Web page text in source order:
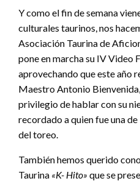
Y como el fin de semana
culturales taurinos, nos
Asociación Taurina de
pone en marcha su IV Video
aprovechando que este año
Maestro Antonio
privilegio de hablar con su
recordado a quien fue una
del toreo.
También hemos querido
Taurina «K- Hito» que se